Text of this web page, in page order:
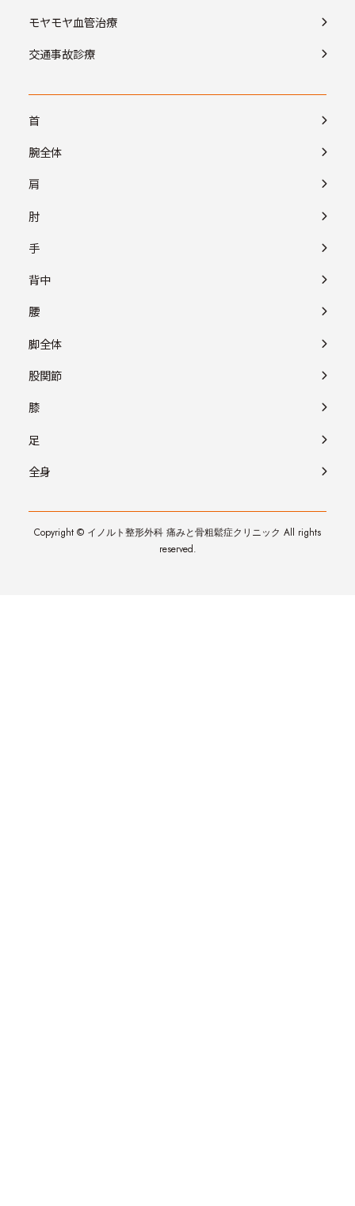
モヤモヤ血管治療
交通事故診療
首
腕全体
肩
肘
手
背中
腰
脚全体
股関節
膝
足
全身
Copyright © イノルト整形外科 痛みと骨粗鬆症クリニック All rights
reserved.